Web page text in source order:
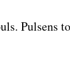
Pulsens